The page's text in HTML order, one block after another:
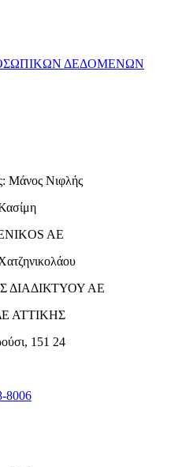
ΔΕΔΟΜΕΝΩΝ
Μάνος Νιφλής
AE
ΔΙΑΔΙΚΤΥΟΥ ΑΕ
ΑΤΤΙΚΗΣ
151 24
8006